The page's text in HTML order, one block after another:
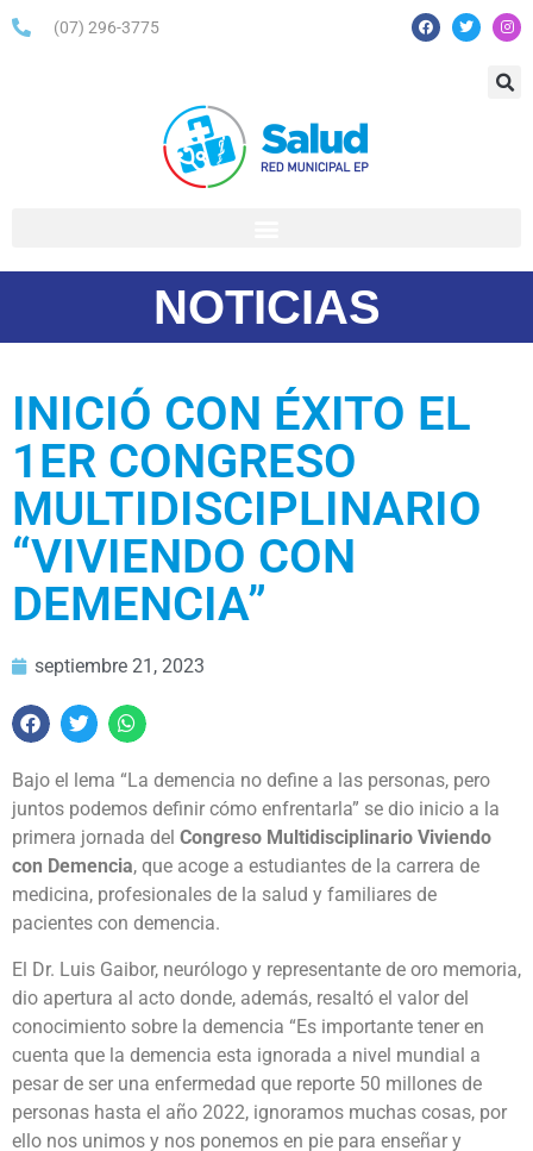
(07) 296-3775
NOTICIAS
INICIÓ CON ÉXITO EL
1ER CONGRESO
MULTIDISCIPLINARIO
“VIVIENDO CON
DEMENCIA”
septiembre 21, 2023
Bajo el lema “La demencia no define a las personas, pero
juntos podemos definir cómo enfrentarla” se dio inicio a la
primera jornada del Congreso Multidisciplinario Viviendo
con Demencia, que acoge a estudiantes de la carrera de
medicina, profesionales de la salud y familiares de
pacientes con demencia.
El Dr. Luis Gaibor, neurólogo y representante de oro memoria,
dio apertura al acto donde, además, resaltó el valor del
conocimiento sobre la demencia “Es importante tener en
cuenta que la demencia esta ignorada a nivel mundial a
pesar de ser una enfermedad que reporte 50 millones de
personas hasta el año 2022, ignoramos muchas cosas, por
ello nos unimos y nos ponemos en pie para enseñar y